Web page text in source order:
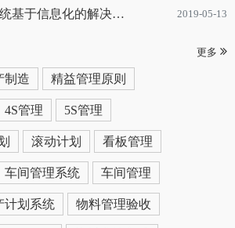
生产管理软件系统基于信息化的解决方案 2019-05-13
更多
制造 精益管理原则
4S管理 5S管理
滚动计划 看板管理
车间管理系统 车间管理
计划系统 物料管理验收